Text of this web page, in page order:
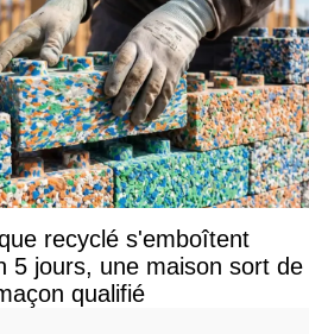
recyclé s'emboîtent
5 jours, une maison sort de
qualifié